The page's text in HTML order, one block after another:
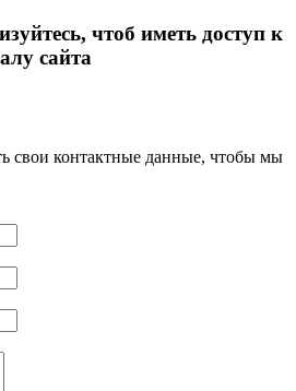
чтоб иметь доступ к
сайта
свои контактные данные, чтобы мы